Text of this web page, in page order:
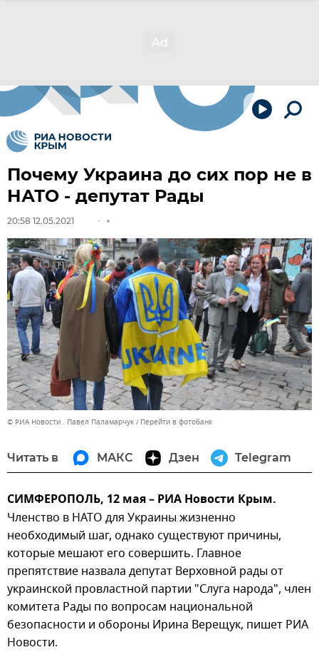
Почему Украина до сих пор не в
НАТО - депутат Рады
20:58 12.05.2021
© РИА Новости . Павел Паламарчук Перейти в фотобанк
Читать в МАКС Дзен Telegram
СИМФЕРОПОЛЬ, 12 мая – РИА Новости Крым.
Членство в НАТО для Украины жизненно
необходимый шаг, однако существуют причины,
которые мешают его совершить. Главное
препятствие назвала депутат Верховной рады от
украинской провластной партии "Слуга народа", член
комитета Рады по вопросам национальной
безопасности и обороны Ирина Верещук, пишет РИА
Новости.